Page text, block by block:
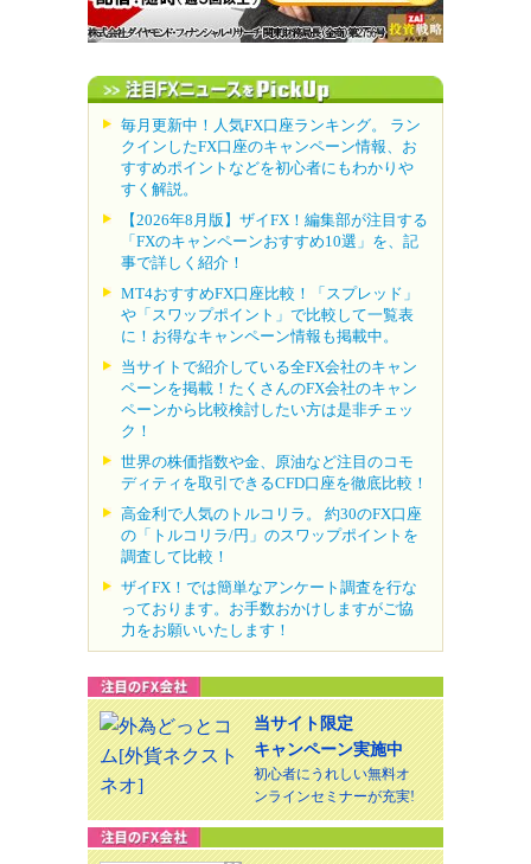
毎月更新中！人気FX口座ランキング。 ラン
クインしたFX口座のキャンペーン情報、お
すすめポイントなどを初心者にもわかりや
すく解説。
【2026年8月版】ザイFX！編集部が注目する
「FXのキャンペーンおすすめ10選」を、記
事で詳しく紹介！
MT4おすすめFX口座比較！「スプレッド」
や「スワップポイント」で比較して一覧表
に！お得なキャンペーン情報も掲載中。
当サイトで紹介している全FX会社のキャン
ペーンを掲載！たくさんのFX会社のキャン
ペーンから比較検討したい方は是非チェッ
ク！
世界の株価指数や金、原油など注目のコモ
ディティを取引できるCFD口座を徹底比較！
高金利で人気のトルコリラ。 約30のFX口座
の「トルコリラ/円」のスワップポイントを
調査して比較！
ザイFX！では簡単なアンケート調査を行な
っております。お手数おかけしますがご協
力をお願いいたします！
当サイト限定
キャンペーン実施中
初心者にうれしい無料オ
ンラインセミナーが充実!